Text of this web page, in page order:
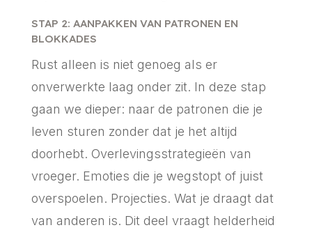
STAP 2: AANPAKKEN VAN PATRONEN EN
BLOKKADES
Rust alleen is niet genoeg als er
onverwerkte laag onder zit. In deze stap
gaan we dieper: naar de patronen die je
leven sturen zonder dat je het altijd
doorhebt. Overlevingsstrategieën van
vroeger. Emoties die je wegstopt of juist
overspoelen. Projecties. Wat je draagt dat
van anderen is. Dit deel vraagt helderheid